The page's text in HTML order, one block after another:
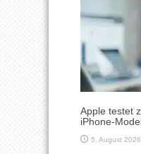
Apple testet
iPhone-
5. August 2026